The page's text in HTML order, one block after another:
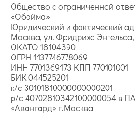
Общество с ограниченной
«Обойма»
Юридический и фактический
Москва, ул. Фридриха Энгельса,
ОКАТО 18104390
ОГРН 1137746778069
ИНН 7701369173 КПП 770101001
БИК 044525201
к/с 30101810000000000201
р/с 40702810342100000054 в
«Авангард» г.Москва